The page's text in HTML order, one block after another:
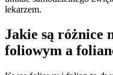
lekarzem.
Jakie są różnice
foliowym a